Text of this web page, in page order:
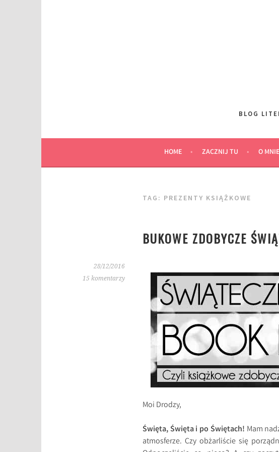
BLOG
HOME ZACZNIJ TU O MNIE
TAG: PREZENTY KSIĄŻKOWE
BUKOWE ZDOBYCZE
28/12/2016
15 komentarzy
Moi Drodzy,
Święta, Święta i po Świętach! Mam
atmosferze. Czy obżarliście się